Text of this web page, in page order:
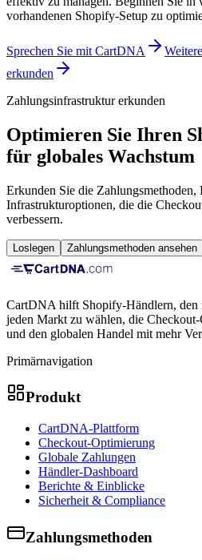
vorhandenen Shopify-Setup zu
Sprechen Sie mit CartDNA
erkunden
Zahlungsinfrastruktur erkunden
Optimieren Sie Ihren
für globales Wachstum
Erkunden Sie die Zahlungsmethoden,
Infrastrukturoptionen, die die
verbessern.
Loslegen Zahlungsmethoden ansehen
CartDNA hilft Shopify-Händlern, den
jeden Markt zu wählen, die Checkout-
und den globalen Handel mit mehr
Primärnavigation
Produkt
CartDNA-Plattform
Checkout-Optimierung
Globale Zahlungen
Händler-Dashboard
Berichte & Einblicke
Sicherheit & Compliance
Zahlungsmethoden